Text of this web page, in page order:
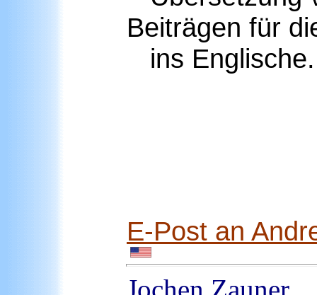
Beiträgen für
ins Englische.
E-Post an